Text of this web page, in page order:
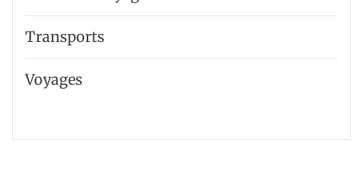
Transports
Voyages